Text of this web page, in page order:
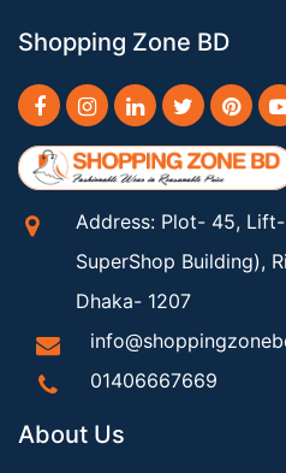
Shopping Zone BD
Address: Plot- 45,
SuperShop Building),
Dhaka- 1207
01406667669
About Us